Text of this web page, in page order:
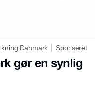
Danmark Sponseret
gør en synlig